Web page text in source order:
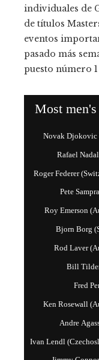
individuales de
de títulos
eventos
pasado más
puesto número